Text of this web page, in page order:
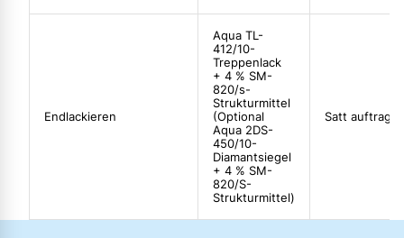
Endlackieren
Aqua TL-
412/10-
Treppenlack
+ 4 % SM-
820/s-
Strukturmittel
(Optional
Aqua 2DS-
450/10-
Diamantsiegel
+ 4 % SM-
820/S-
Strukturmittel)
Satt